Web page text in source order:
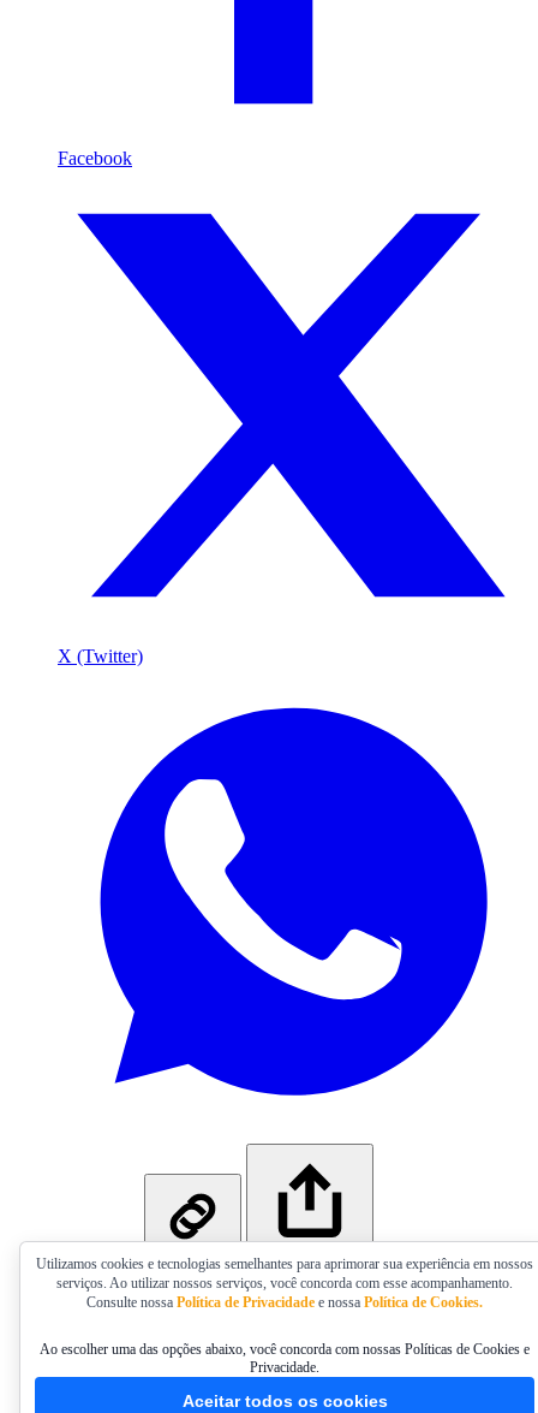
Facebook
X (Twitter)
WhatsApp
Copiar link Compartilhar…
Escola Técnica CRCPR Docentes estreia em 3/9
com episódio sobre estruturação de currículo
com base nas DCNs
Utilizamos cookies e tecnologias semelhantes para aprimorar sua experiência em nossos
serviços. Ao utilizar nossos serviços, você concorda com esse acompanhamento.
Consulte nossa Política de Privacidade e nossa Política de Cookies.
Ao escolher uma das opções abaixo, você concorda com nossas Políticas de Cookies e
Privacidade.
Aceitar todos os cookies